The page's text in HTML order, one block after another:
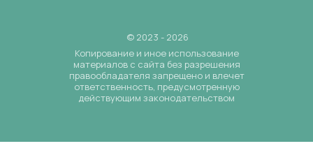
Копирование и иное использование
материалов с сайта без разрешения
правообладателя запрещено и влечет
ответственность, предусмотренную
действующим законодательством
© 2023 - 2026